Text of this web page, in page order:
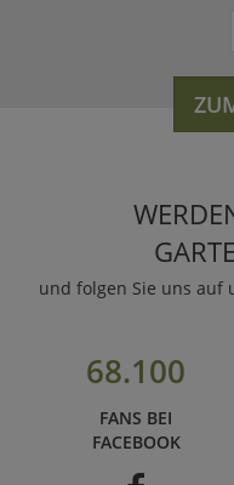
und folgen Sie uns auf
68.100
FANS BEI
FACEBOOK